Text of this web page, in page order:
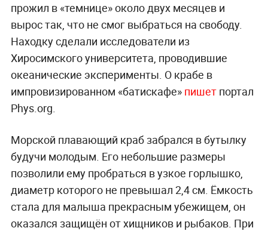
прожил в «темнице» около двух месяцев и
вырос так, что не смог выбраться на свободу.
Находку сделали исследователи из
Хиросимского университета, проводившие
океанические эксперименты. О крабе в
импровизированном «батискафе»пишет портал
Phys.org.
Морской плавающий краб забрался в бутылку
будучи молодым. Его небольшие размеры
позволили ему пробраться в узкое горлышко,
диаметр которого не превышал 2,4 см. Ёмкость
стала для малыша прекрасным убежищем, он
оказался защищён от хищников и рыбаков. При